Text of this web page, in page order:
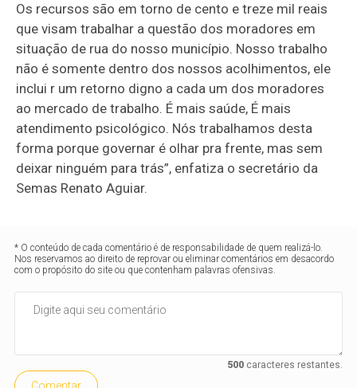
Os recursos são em torno de cento e treze mil reais
que visam trabalhar a questão dos moradores em
situação de rua do nosso município. Nosso trabalho
não é somente dentro dos nossos acolhimentos, ele
inclui r um retorno digno a cada um dos moradores
ao mercado de trabalho. É mais saúde, É mais
atendimento psicológico. Nós trabalhamos desta
forma porque governar é olhar pra frente, mas sem
deixar ninguém para trás”, enfatiza o secretário da
Semas Renato Aguiar.
* O conteúdo de cada comentário é de responsabilidade de quem realizá-lo.
Nos reservamos ao direito de reprovar ou eliminar comentários em desacordo
com o propósito do site ou que contenham palavras ofensivas.
500caracteres restantes.